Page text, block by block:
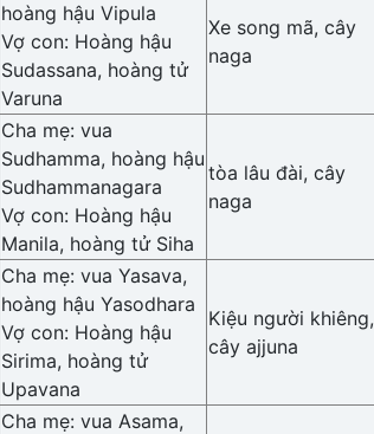
hoàng hậu Vipula
Vợ con: Hoàng hậu
Sudassana, hoàng tử
Varuna
Xe song mã, cây
naga
Cha mẹ: vua
Sudhamma, hoàng hậu
Sudhammanagara
Vợ con: Hoàng hậu
Manila, hoàng tử Siha
tòa lâu đài, cây
naga
Cha mẹ: vua Yasava,
hoàng hậu Yasodhara
Vợ con: Hoàng hậu
Sirima, hoàng tử
Upavana
Kiệu người khiêng,
cây ajjuna
Cha mẹ: vua Asama,